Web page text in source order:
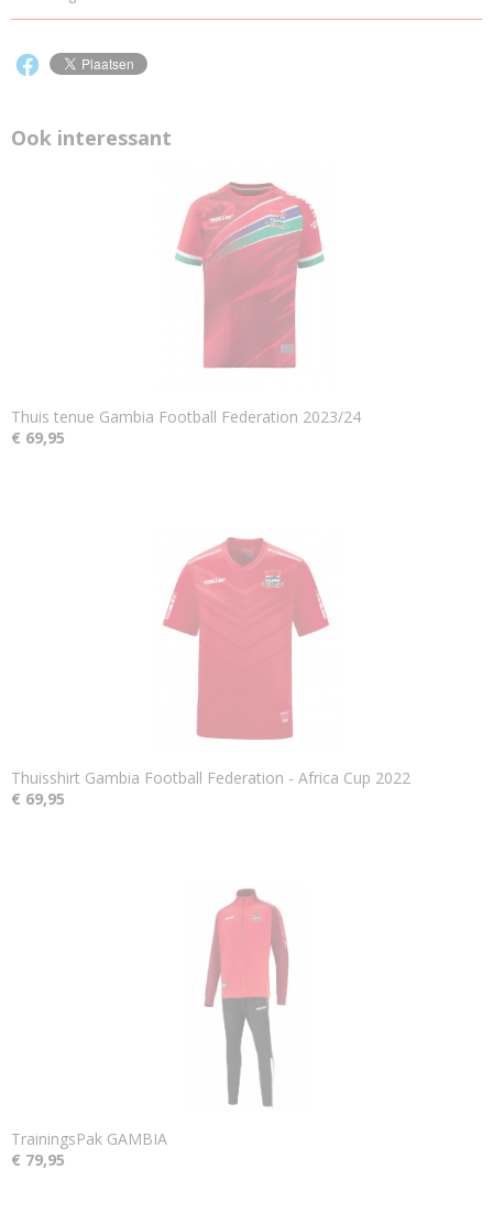
Ook interessant
Thuis tenue Gambia Football Federation 2023/24
€ 69,95
Thuisshirt Gambia Football Federation - Africa Cup 2022
€ 69,95
TrainingsPak GAMBIA
€ 79,95